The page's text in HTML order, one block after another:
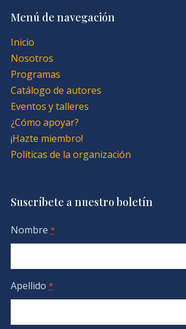
Menú de navegación
Inicio
Nosotros
Programas
Catálogo de autores
Eventos y talleres
¿Cómo apoyar?
¡Hazte miembro!
Políticas de la organización
Suscríbete a nuestro boletín
Nombre *
Apellido *